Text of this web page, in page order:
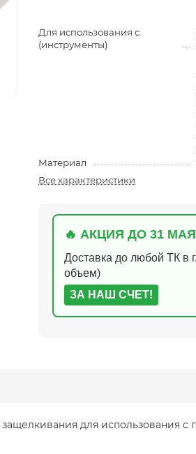
Для использования с
(инструменты)
Материал
Все характеристики
🔥 АКЦИЯ ДО 31
Доставка до любой ТК в
объем)
ЗА НАШ СЧЕТ!
для использования с